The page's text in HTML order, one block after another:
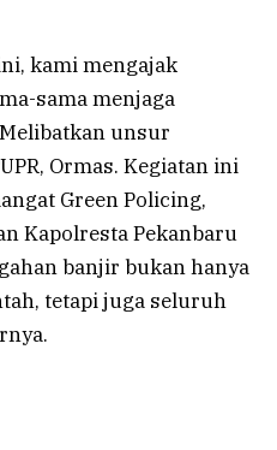
kami mengajak
sama menjaga
unsur
Ormas. Kegiatan ini
Green Policing,
Kapolresta Pekanbaru
banjir bukan hanya
tetapi juga seluruh